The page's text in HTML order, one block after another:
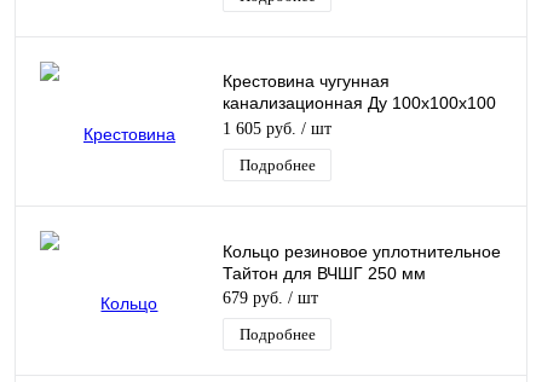
Крестовина чугунная
канализационная Ду 100х100х100
мм 45гр безнапорная 1-
плоскостная косая Кронтиф
1 605 руб. / шт
Подробнее
Кольцо резиновое уплотнительное
Тайтон для ВЧШГ 250 мм
679 руб. / шт
Подробнее